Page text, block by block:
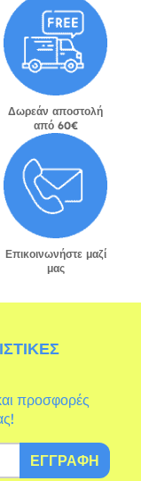
Δωρεάν αποστολή
από 60€
Επικοινωνήστε μαζί
μας
προσφορές
ΕΓΓΡΑΦΉ